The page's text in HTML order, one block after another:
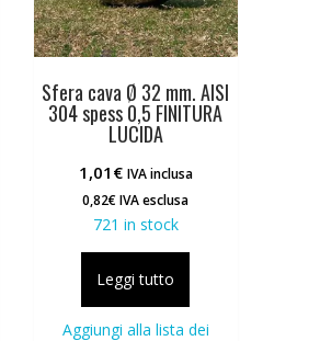
Sfera cava Ø 32 mm. AISI
304 spess 0,5 FINITURA
LUCIDA
1,01 € IVA inclusa
0,82€IVA esclusa
721 in stock
Leggi tutto
Aggiungi alla lista dei